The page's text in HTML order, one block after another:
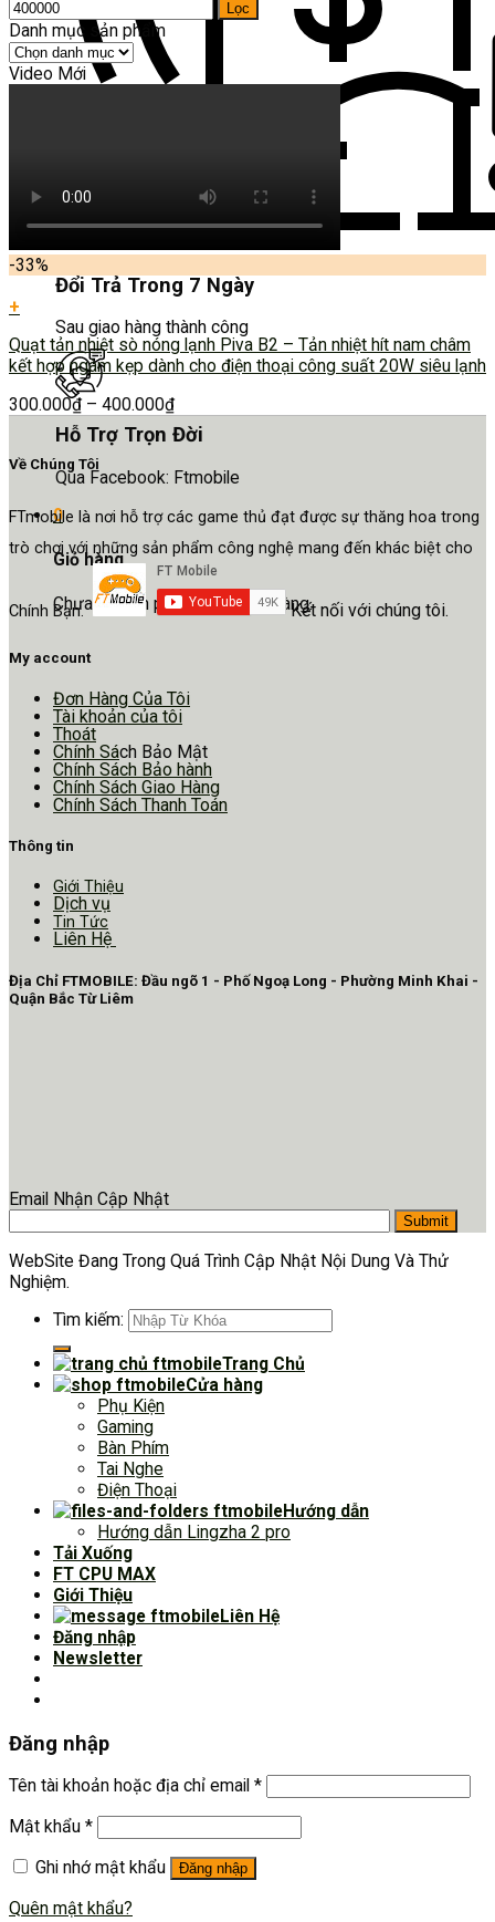
Đổi Trả Trong 7 Ngày
Sau giao hàng thành công
Hỗ Trợ Trọn Đời
Qua Facebook: Ftmobile
0
Giỏ hàng
Chưa có sản phẩm trong giỏ hàng.
Lọc
Danh mục sản phẩm
Video Mới
-33%
+
Quạt tản nhiệt sò nóng lạnh Piva B2 – Tản nhiệt hít nam châm
kết hợp ngàm kẹp dành cho điện thoại công suất 20W siêu lạnh
300.000₫ – 400.000₫
Về Chúng Tôi
FTmobile là nơi hỗ trợ các game thủ đạt được sự thăng hoa trong
trò chơi với những sản phẩm công nghệ mang đến khác biệt cho
Chính Bạn. Kết nối với chúng tôi.
My account
Đơn Hàng Của Tôi
Tài khoản của tôi
Thoát
Chính Sách Bảo Mật
Chính Sách Bảo hành
Chính Sách Giao Hàng
Chính Sách Thanh Toán
Thông tin
Giới Thiệu
Dịch vụ
Tin Tức
Liên Hệ
Địa Chỉ FTMOBILE: Đầu ngõ 1 - Phố Ngoạ Long - Phường Minh Khai -
Quận Bắc Từ Liêm
Email Nhận Cập Nhật
WebSite Đang Trong Quá Trình Cập Nhật Nội Dung Và Thử
Nghiệm.
Tìm kiếm:
Trang Chủ
Cửa hàng
Phụ Kiện
Gaming
Bàn Phím
Tai Nghe
Điện Thoại
Hướng dẫn
Hướng dẫn Lingzha 2 pro
Tải Xuống
FT CPU MAX
Giới Thiệu
Liên Hệ
Đăng nhập
Newsletter
Đăng nhập
Tên tài khoản hoặc địa chỉ email *
Mật khẩu *
Ghi nhớ mật khẩu
Đăng nhập
Quên mật khẩu?